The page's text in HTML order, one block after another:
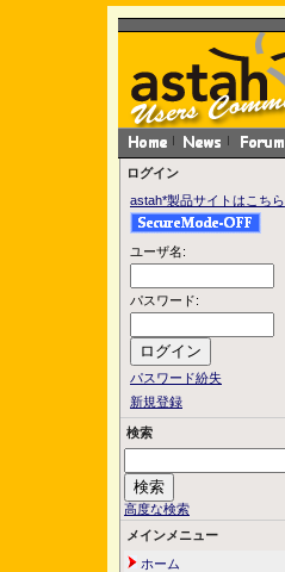
ログイン
astah*製品サイトはこちら
ユーザ名:
パスワード:
パスワード紛失
新規登録
検索
高度な検索
メインメニュー
ホーム